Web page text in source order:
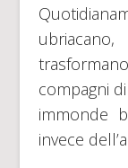
compagni
immonde
invece